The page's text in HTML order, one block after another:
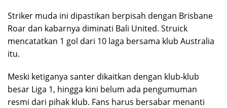
Striker muda ini dipastikan berpisah dengan Brisbane
Roar dan kabarnya diminati Bali United. Struick
mencatatkan 1 gol dari 10 laga bersama klub Australia
itu.
Meski ketiganya santer dikaitkan dengan klub-klub
besar Liga 1, hingga kini belum ada pengumuman
resmi dari pihak klub. Fans harus bersabar menanti